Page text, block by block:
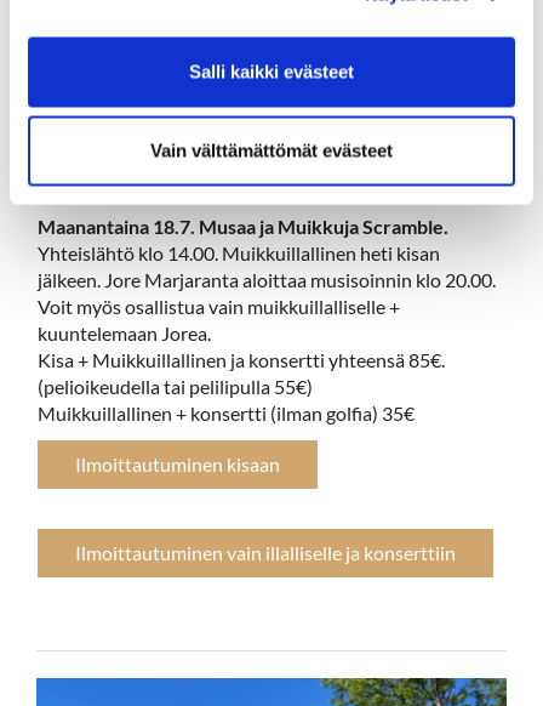
Salli kaikki evästeet
Vain välttämättömät evästeet
ja Pertunmaan Mestaruudet. Sarjat LP HCP 0-18 ja
Pistebogey 18,1-36
Ilmoittautuminen
Maanantaina 18.7. Musaa ja Muikkuja Scramble.
Yhteislähtö klo 14.00. Muikkuillallinen heti kisan
jälkeen. Jore Marjaranta aloittaa musisoinnin klo 20.00.
Voit myös osallistua vain muikkuillalliselle +
kuuntelemaan Jorea.
Kisa + Muikkuillallinen ja konsertti yhteensä 85€.
(pelioikeudella tai pelilipulla 55€)
Muikkuillallinen + konsertti (ilman golfia) 35€
Ilmoittautuminen kisaan
Ilmoittautuminen vain illalliselle ja konserttiin